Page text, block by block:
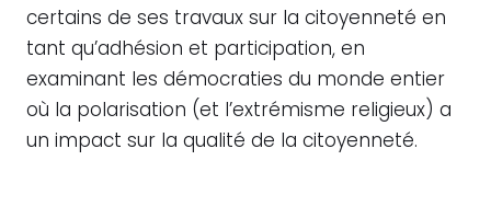
certains de ses travaux sur la citoyenneté en
tant qu’adhésion et participation, en
examinant les démocraties du monde entier
où la polarisation (et l’extrémisme religieux) a
un impact sur la qualité de la citoyenneté.